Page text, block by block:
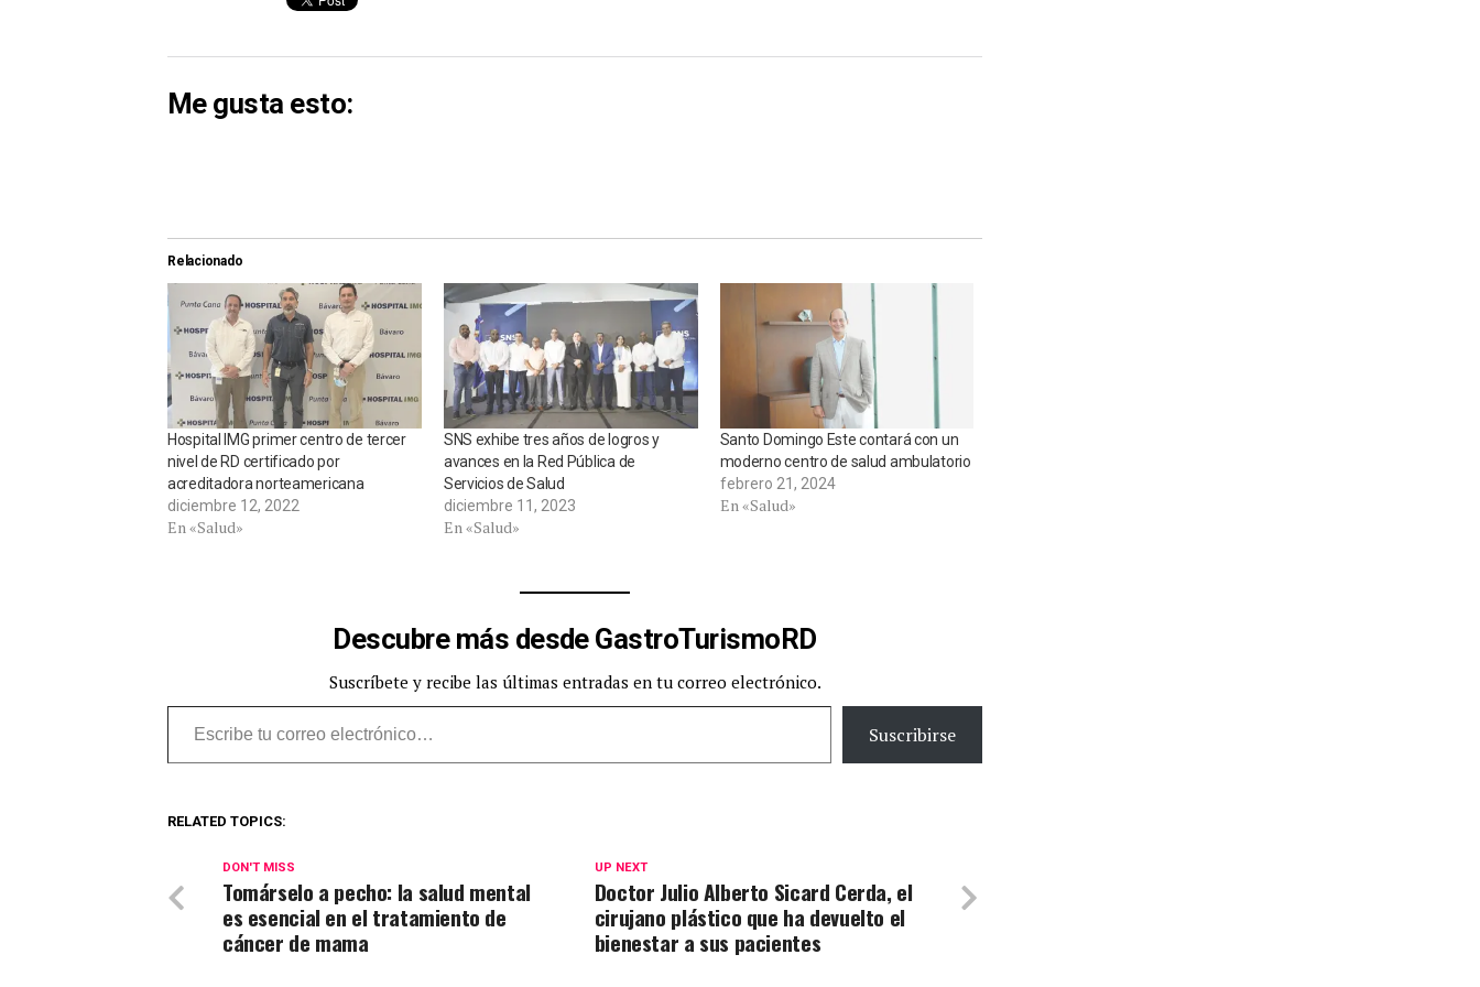
Me gusta esto:
Relacionado
Hospital IMG primer centro de tercer
nivel de RD certificado por
acreditadora norteamericana
diciembre 12, 2022
En «Salud»
SNS exhibe tres años de logros y
avances en la Red Pública de
Servicios de Salud
diciembre 11, 2023
En «Salud»
Santo Domingo Este contará con un
moderno centro de salud ambulatorio
febrero 21, 2024
En «Salud»
Descubre más desde GastroTurismoRD
Suscríbete y recibe las últimas entradas en tu correo electrónico.
Escribe tu correo electrónico…
Suscribirse
RELATED TOPICS:
UP NEXT
Doctor Julio Alberto Sicard Cerda, el
cirujano plástico que ha devuelto el
bienestar a sus pacientes
DON'T MISS
Tomárselo a pecho: la salud mental
es esencial en el tratamiento de
cáncer de mama